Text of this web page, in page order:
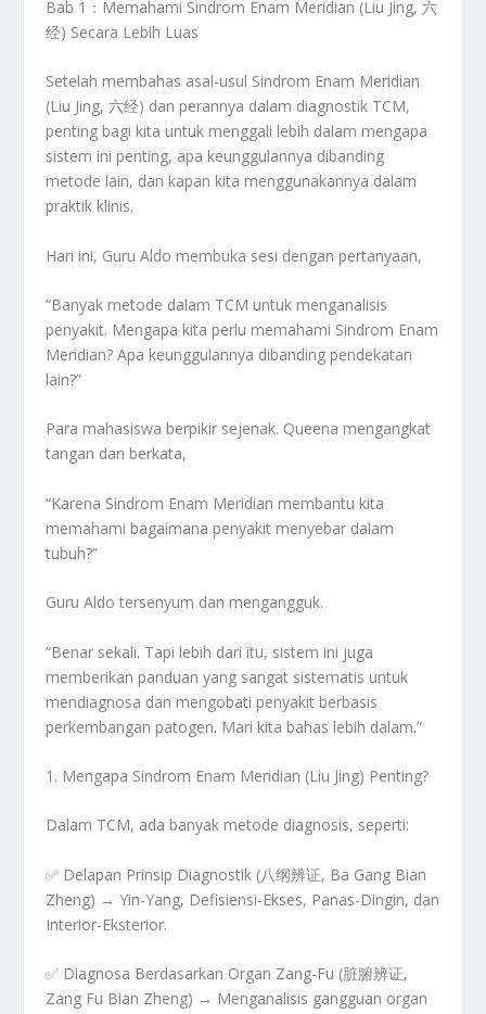
Bab 1：Memahami Sindrom Enam Meridian (Liu Jing, 六
经) Secara Lebih Luas
Setelah membahas asal-usul Sindrom Enam Meridian
(Liu Jing, 六经) dan perannya dalam diagnostik TCM,
penting bagi kita untuk menggali lebih dalam mengapa
sistem ini penting, apa keunggulannya dibanding
metode lain, dan kapan kita menggunakannya dalam
praktik klinis.
Hari ini, Guru Aldo membuka sesi dengan pertanyaan,
“Banyak metode dalam TCM untuk menganalisis
penyakit. Mengapa kita perlu memahami Sindrom Enam
Meridian? Apa keunggulannya dibanding pendekatan
lain?”
Para mahasiswa berpikir sejenak. Queena mengangkat
tangan dan berkata,
“Karena Sindrom Enam Meridian membantu kita
memahami bagaimana penyakit menyebar dalam
tubuh?”
Guru Aldo tersenyum dan mengangguk.
“Benar sekali. Tapi lebih dari itu, sistem ini juga
memberikan panduan yang sangat sistematis untuk
mendiagnosa dan mengobati penyakit berbasis
perkembangan patogen. Mari kita bahas lebih dalam.”
1. Mengapa Sindrom Enam Meridian (Liu Jing) Penting?
Dalam TCM, ada banyak metode diagnosis, seperti:
✅ Delapan Prinsip Diagnostik (八纲辨证, Ba Gang Bian
Zheng) → Yin-Yang, Defisiensi-Ekses, Panas-Dingin, dan
Interior-Eksterior.
✅ Diagnosa Berdasarkan Organ Zang-Fu (脏腑辨证,
Zang Fu Bian Zheng) → Menganalisis gangguan organ